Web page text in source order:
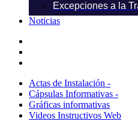
Excepciones a la
Noticias
Actas de Instalación -
Cápsulas Informativas -
Gráficas informativas
Videos Instructivos Web